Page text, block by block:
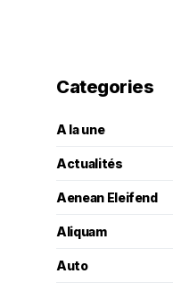
Categories
A la une
Actualités
Aenean Eleifend
Aliquam
Auto